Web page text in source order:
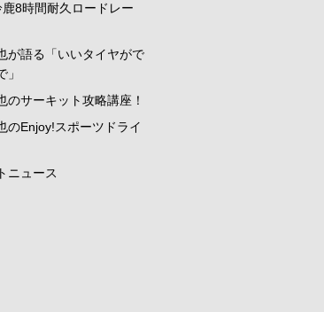
鹿8時間耐久ロードレー
が語る「いいタイヤがで
」
のサーキット攻略講座！
のEnjoy!スポーツドライ
ニュース